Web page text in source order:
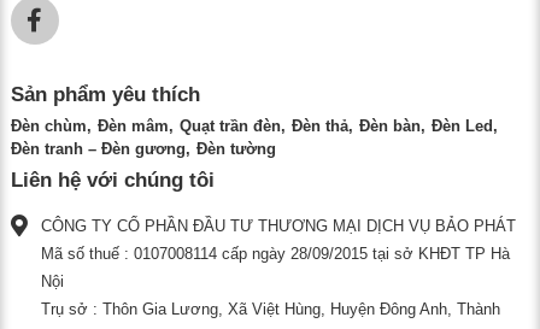
Sản phẩm yêu thích
Đèn chùm Đèn mâm Quạt trần đèn Đèn thả Đèn bàn
Đèn Led
Đèn tranh – Đèn gương
Đèn tường
Liên hệ với chúng tôi
CÔNG TY CỔ PHẦN ĐẦU TƯ THƯƠNG MẠI DỊCH VỤ BẢO PHÁT
Mã số thuế : 0107008114 cấp ngày 28/09/2015 tại sở KHĐT TP Hà
Nội
Trụ sở : Thôn Gia Lương, Xã Việt Hùng, Huyện Đông Anh, Thành